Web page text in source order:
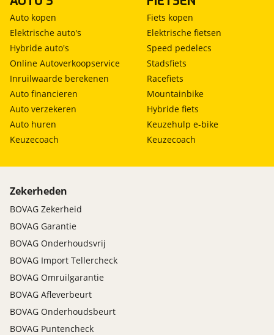
Auto kopen
Elektrische auto's
Hybride auto's
Online Autoverkoopservice
Inruilwaarde berekenen
Auto financieren
Auto verzekeren
Auto huren
Keuzecoach
Fiets kopen
Elektrische fietsen
Speed pedelecs
Stadsfiets
Racefiets
Mountainbike
Hybride fiets
Keuzehulp e-bike
Keuzecoach
Zekerheden
BOVAG Zekerheid
BOVAG Garantie
BOVAG Onderhoudsvrij
BOVAG Import Tellercheck
BOVAG Omruilgarantie
BOVAG Afleverbeurt
BOVAG Onderhoudsbeurt
BOVAG Puntencheck